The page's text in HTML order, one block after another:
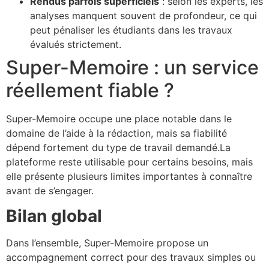
analyses manquent souvent de profondeur, ce qui
peut pénaliser les étudiants dans les travaux
évalués strictement.
Super-Memoire : un service
réellement fiable ?
Super-Memoire occupe une place notable dans le
domaine de l’aide à la rédaction, mais sa fiabilité
dépend fortement du type de travail demandé.La
plateforme reste utilisable pour certains besoins, mais
elle présente plusieurs limites importantes à connaître
avant de s’engager.
Bilan global
Dans l’ensemble, Super-Memoire propose un
accompagnement correct pour des travaux simples ou